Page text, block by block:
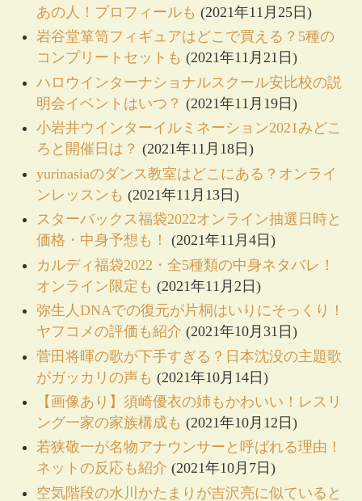
あの人！プロフィールも (2021年11月25日)
岩谷堂箪笥フィギュアはどこで買える？5種の
コンプリートセットも (2021年11月21日)
ハロウインターナショナルスクール安比校の説
明会イベントはいつ？ (2021年11月19日)
小岩井ウインターイルミネーション2021みどこ
ろと開催日は？ (2021年11月18日)
yurinasiaのダンス教室はどこにある？オンライ
ンレッスンも (2021年11月13日)
スターバックス福袋2022オンライン抽選日時と
価格・中身予想も！
(2021年11月4日)
カルディ福袋2022・全5種類の中身ネタバレ！
オンライン限定も (2021年11月2日)
弥生人DNAでの復元が片桐はいりにそっくり！
ヤフコメの評価も紹介 (2021年10月31日)
菅田将暉の歌が下手すぎる？日本沈没の主題歌
がガッカリの声も (2021年10月14日)
【画像あり】須崎優衣の姉もかわいい！レスリ
ング一家の家族構成も (2021年10月12日)
若狭敬一が名物アナウンサーと呼ばれる理由！
ネットの反応も紹介 (2021年10月7日)
空気階段の水川かたまりが吉沢亮に似ていると